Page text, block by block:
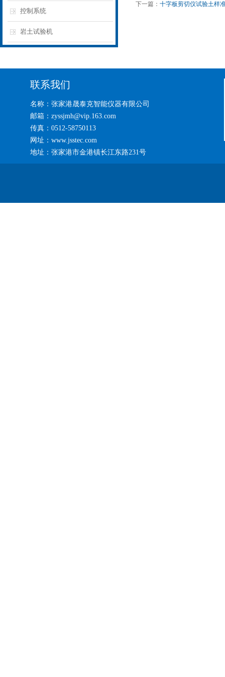
控制系统
岩土试验机
下一篇： 十字板剪切仪试验土样
联系我们
名称：张家港晟泰克智能仪器有限公司
邮箱：zyssjmh@vip.163.com
传真：0512-58750113
网址：www.jsstec.com
地址：张家港市金港镇长江东路231号